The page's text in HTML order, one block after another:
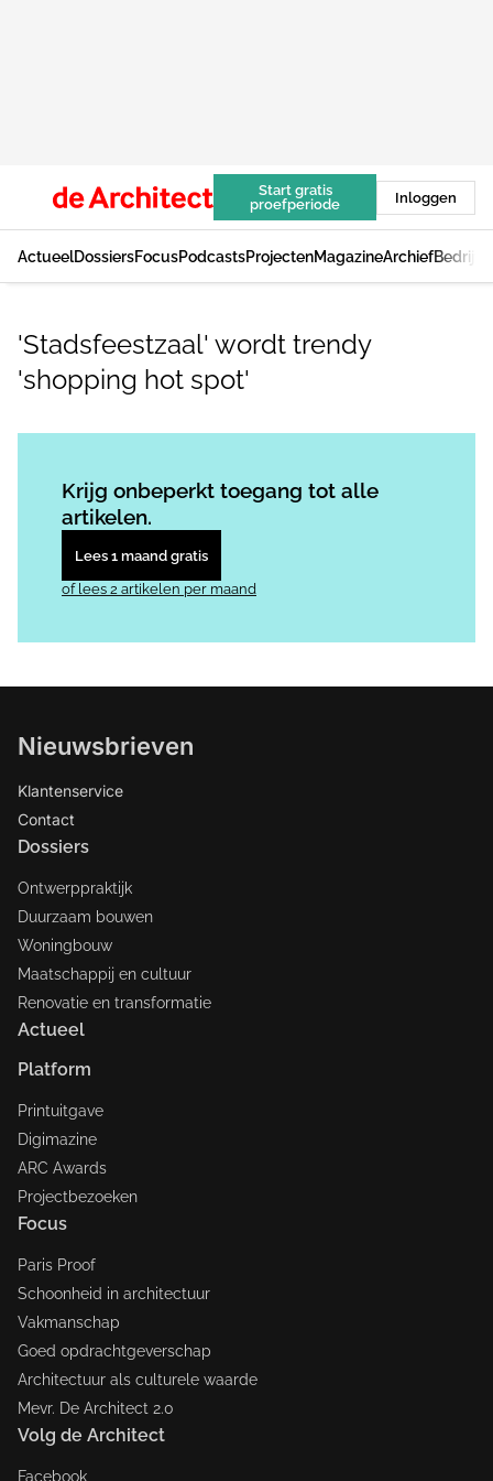
Start gratis
proefperiode
Inloggen
ActueelDossiersFocusPodcastsProjectenMagazineArchief
'Stadsfeestzaal' wordt trendy
'shopping hot spot'
Krijg onbeperkt toegang tot alle
artikelen.
Lees 1 maand gratis
of lees 2 artikelen per maand
Nieuwsbrieven
Klantenservice
Contact
Dossiers
Ontwerppraktijk
Duurzaam bouwen
Woningbouw
Maatschappij en cultuur
Renovatie en transformatie
Actueel
Platform
Printuitgave
Digimazine
ARC Awards
Projectbezoeken
Focus
Paris Proof
Schoonheid in architectuur
Vakmanschap
Goed opdrachtgeverschap
Architectuur als culturele waarde
Mevr. De Architect 2.0
Volg de Architect
Facebook